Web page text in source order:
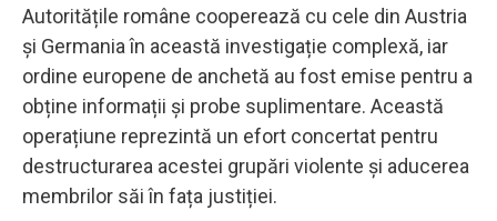
Autoritățile române cooperează cu cele din Austria
și Germania în această investigație complexă, iar
ordine europene de anchetă au fost emise pentru a
obține informații și probe suplimentare. Această
operațiune reprezintă un efort concertat pentru
destructurarea acestei grupări violente și aducerea
membrilor săi în fața justiției.